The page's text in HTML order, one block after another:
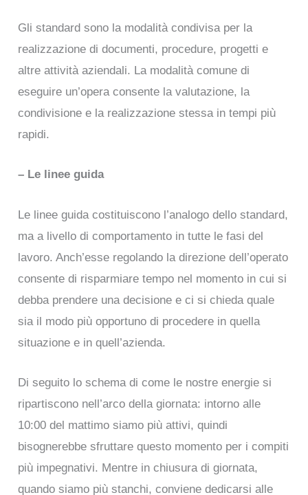
Gli standard sono la modalità condivisa per la
realizzazione di documenti, procedure, progetti e
altre attività aziendali. La modalità comune di
eseguire un’opera consente la valutazione, la
condivisione e la realizzazione stessa in tempi più
rapidi.
– Le linee guida
Le linee guida costituiscono l’analogo dello standard,
ma a livello di comportamento in tutte le fasi del
lavoro. Anch’esse regolando la direzione dell’operato
consente di risparmiare tempo nel momento in cui si
debba prendere una decisione e ci si chieda quale
sia il modo più opportuno di procedere in quella
situazione e in quell’azienda.
Di seguito lo schema di come le nostre energie si
ripartiscono nell’arco della giornata: intorno alle
10:00 del mattimo siamo più attivi, quindi
bisognerebbe sfruttare questo momento per i compiti
più impegnativi. Mentre in chiusura di giornata,
quando siamo più stanchi, conviene dedicarsi alle